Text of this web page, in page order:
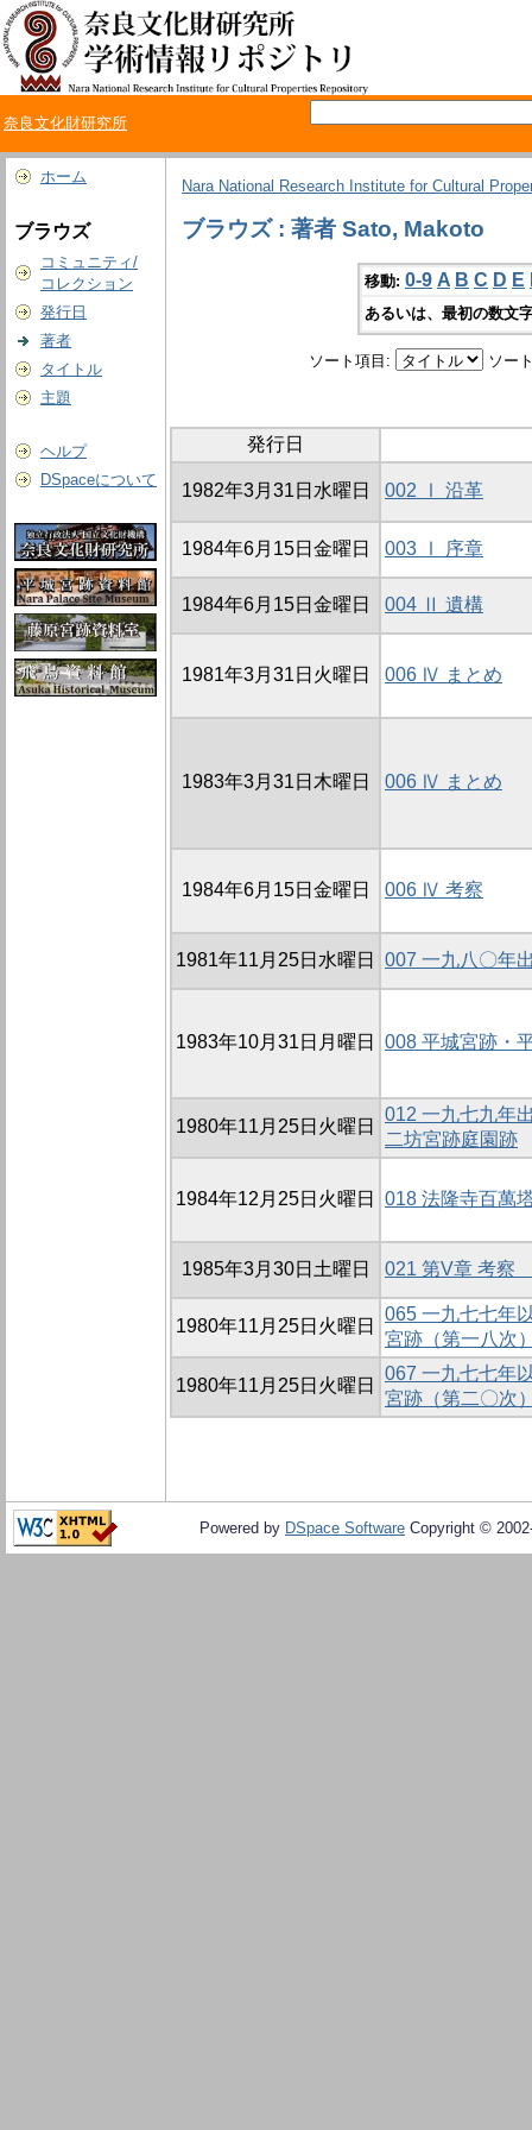
奈良文化財研究所
ホーム
ブラウズ
コミュニティ/
コレクション
発行日
著者
タイトル
主題
ヘルプ
DSpaceについて
Nara National Research Institute for Cultural
ブラウズ : 著者 Sato, Makoto
移動: 0-9 A B C D E
あるいは、最初の数文
ソート項目: ソー
発行日
1982年3月31日水曜日 002 Ⅰ 沿革
1984年6月15日金曜日 003 Ⅰ 序章
1984年6月15日金曜日 004 Ⅱ 遺構
1981年3月31日火曜日 006 Ⅳ まとめ
1983年3月31日木曜日 006 Ⅳ まとめ
1984年6月15日金曜日 006 Ⅳ 考察
1981年11月25日水曜日 007 一九八〇年
1983年10月31日月曜日 008 平城宮跡・
1980年11月25日火曜日
012 一九七九年
二坊宮跡庭園跡
1984年12月25日火曜日 018 法隆寺百萬
1985年3月30日土曜日 021 第V章 考察
1980年11月25日火曜日
065 一九七七年
宮跡（第一八次
1980年11月25日火曜日
067 一九七七年
宮跡（第二〇次
Powered by DSpace Software Copyright ©